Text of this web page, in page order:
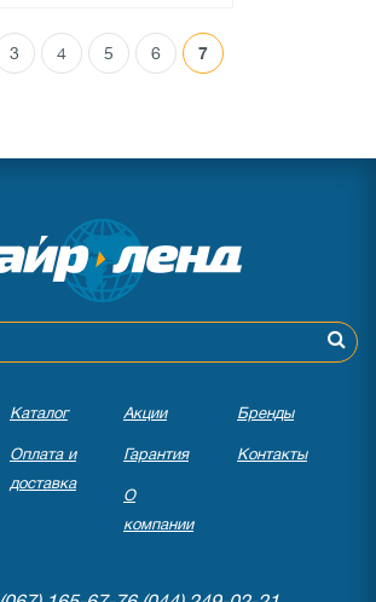
●нет в наличии
3 4 5 6 7
Каталог Акции Бренды
Оплата и
доставка
Гарантия Контакты
О
компании